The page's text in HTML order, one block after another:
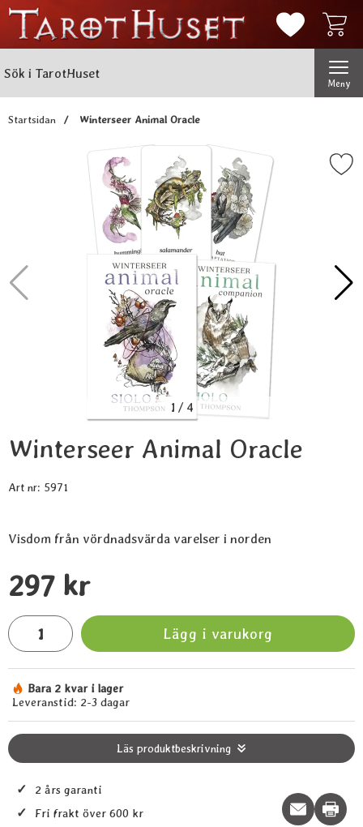
Mina
Meny
Startsidan Winterseer Animal Oracle
Markera winterseer
1 / 4
Winterseer Animal Oracle
Art nr: 5971
Visdom från vördnadsvärda varelser i norden
pris
297 kr
antal
Lägg i varukorg
Tillgänglighet:
Bara 2 kvar i lager
Leveranstid: 2-3 dagar
Läs produktbeskrivning
✓ 2 års garanti
✓ Fri frakt över 600 kr Print